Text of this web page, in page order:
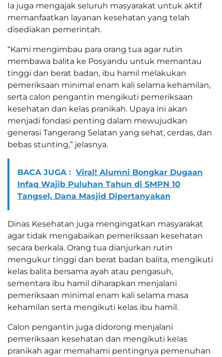
Ia juga mengajak seluruh masyarakat untuk aktif
memanfaatkan layanan kesehatan yang telah
disediakan pemerintah.
“Kami mengimbau para orang tua agar rutin
membawa balita ke Posyandu untuk memantau
tinggi dan berat badan, ibu hamil melakukan
pemeriksaan minimal enam kali selama kehamilan,
serta calon pengantin mengikuti pemeriksaan
kesehatan dan kelas pranikah. Upaya ini akan
menjadi fondasi penting dalam mewujudkan
generasi Tangerang Selatan yang sehat, cerdas, dan
bebas stunting,” jelasnya.
BACA JUGA : Viral! Alumni Bongkar Dugaan
Infaq Wajib Puluhan Tahun di SMPN 10
Tangsel, Dana Masjid Dipertanyakan
Dinas Kesehatan juga mengingatkan masyarakat
agar tidak mengabaikan pemeriksaan kesehatan
secara berkala. Orang tua dianjurkan rutin
mengukur tinggi dan berat badan balita, mengikuti
kelas balita bersama ayah atau pengasuh,
sementara ibu hamil diharapkan menjalani
pemeriksaan minimal enam kali selama masa
kehamilan serta mengikuti kelas ibu hamil.
Calon pengantin juga didorong menjalani
pemeriksaan kesehatan dan mengikuti kelas
pranikah agar memahami pentingnya pemenuhan